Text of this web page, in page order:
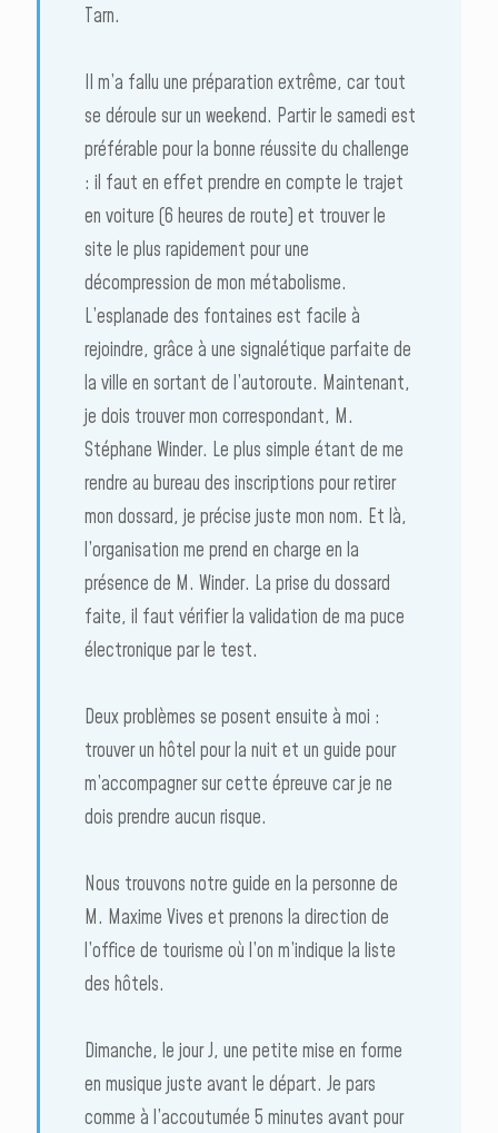
Tarn.
Il m’a fallu une préparation extrême, car tout
se déroule sur un weekend. Partir le samedi est
préférable pour la bonne réussite du challenge
: il faut en effet prendre en compte le trajet
en voiture (6 heures de route) et trouver le
site le plus rapidement pour une
décompression de mon métabolisme.
L’esplanade des fontaines est facile à
rejoindre, grâce à une signalétique parfaite de
la ville en sortant de l’autoroute. Maintenant,
je dois trouver mon correspondant, M.
Stéphane Winder. Le plus simple étant de me
rendre au bureau des inscriptions pour retirer
mon dossard, je précise juste mon nom. Et là,
l’organisation me prend en charge en la
présence de M. Winder. La prise du dossard
faite, il faut vérifier la validation de ma puce
électronique par le test.
Deux problèmes se posent ensuite à moi :
trouver un hôtel pour la nuit et un guide pour
m’accompagner sur cette épreuve car je ne
dois prendre aucun risque.
Nous trouvons notre guide en la personne de
M. Maxime Vives et prenons la direction de
l’office de tourisme où l’on m’indique la liste
des hôtels.
Dimanche, le jour J, une petite mise en forme
en musique juste avant le départ. Je pars
comme à l’accoutumée 5 minutes avant pour